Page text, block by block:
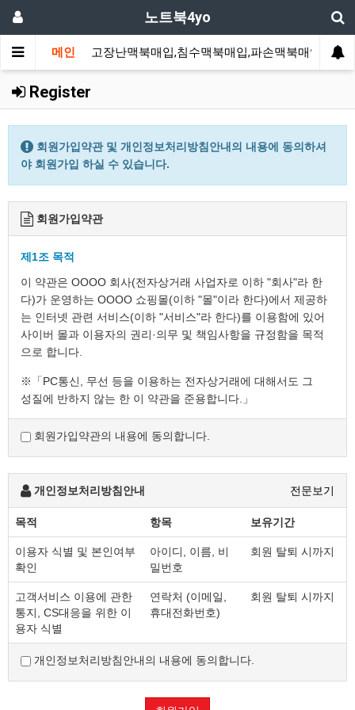
노트북4yo
메인 고장난맥북매입,침수맥북매입,파손맥북매입 고
Register
회원가입약관 및 개인정보처리방침안내의 내용에 동의하셔
야 회원가입 하실 수 있습니다.
회원가입약관
제1조 목적
이 약관은 OOOO 회사(전자상거래 사업자로 이하 "회사"라 한
다)가 운영하는 OOOO 쇼핑몰(이하 "몰"이라 한다)에서 제공하
는 인터넷 관련 서비스(이하 "서비스"라 한다)를 이용함에 있어
사이버 몰과 이용자의 권리·의무 및 책임사항을 규정함을 목적
으로 합니다.
※「PC통신, 무선 등을 이용하는 전자상거래에 대해서도 그
성질에 반하지 않는 한 이 약관을 준용합니다.」
제2조 정의
이용하여 재화 등을 거래할 수 있도록 설정한 가상의
영업장을 말하며, 아울러 사이버몰을 운영하는 사업자의
의미로도 사용합니다.
"이용자"란 "몰"에 접속하여 이 약관에 따라 "몰"이
제공하는 서비스를 받는 회원 및 비회원을 말합니다.
"몰"이 제공하는 서비스를 이용할 수 있는 자를 말합니다.
'비회원'이라 함은 회원에 가입하지 않고 "몰"이 제공하는
제3조 약관 등의 명시와 설명 및 개정
"몰"은 이 약관의 내용과 상호 및 대표자 성명, 영업소
회원가입약관의 내용에 동의합니다.
전문보기
개인정보처리방침안내
목적 항목 보유기간
이용자 식별 및 본인여부
확인
아이디, 이름, 비
밀번호
회원 탈퇴 시까지
고객서비스 이용에 관한
통지, CS대응을 위한 이
용자 식별
연락처 (이메일,
휴대전화번호)
회원 탈퇴 시까지
개인정보처리방침안내의 내용에 동의합니다.